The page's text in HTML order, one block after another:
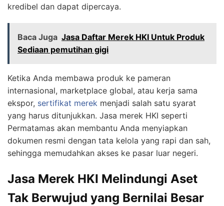
kredibel dan dapat dipercaya.
Baca Juga Jasa Daftar Merek HKI Untuk Produk
Sediaan pemutihan gigi
Ketika Anda membawa produk ke pameran
internasional, marketplace global, atau kerja sama
ekspor, sertifikat merek menjadi salah satu syarat
yang harus ditunjukkan. Jasa merek HKI seperti
Permatamas akan membantu Anda menyiapkan
dokumen resmi dengan tata kelola yang rapi dan sah,
sehingga memudahkan akses ke pasar luar negeri.
Jasa Merek HKI Melindungi Aset
Tak Berwujud yang Bernilai Besar